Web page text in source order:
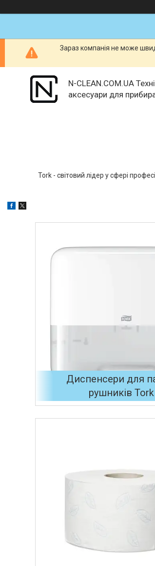
Зараз компанія не може
N-CLEAN.COM.UA
аксесуари для
Tork - світовий лідер у сфері
Диспенсери для
рушників Tork